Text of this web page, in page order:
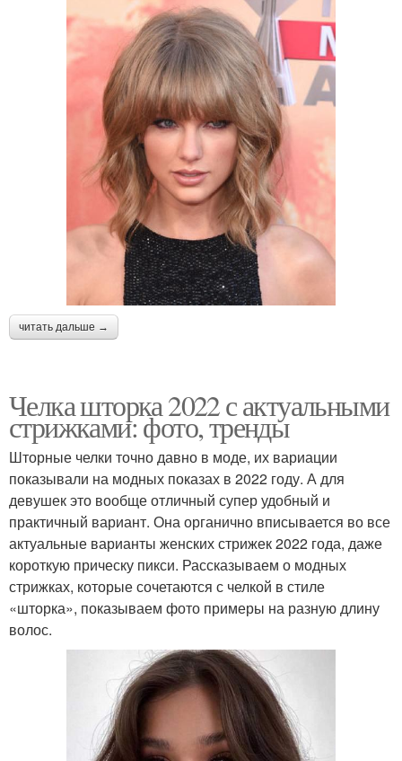
читать дальше →
Челка шторка 2022 с актуальными
стрижками: фото, тренды
Шторные челки точно давно в моде, их вариации
показывали на модных показах в 2022 году. А для
девушек это вообще отличный супер удобный и
практичный вариант. Она органично вписывается во все
актуальные варианты женских стрижек 2022 года, даже
короткую прическу пикси. Рассказываем о модных
стрижках, которые сочетаются с челкой в ​​стиле
«шторка», показываем фото примеры на разную длину
волос.